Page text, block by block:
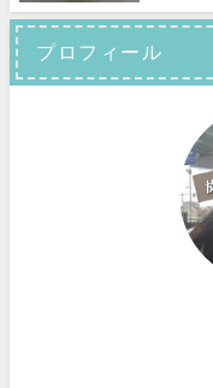
プロフィール